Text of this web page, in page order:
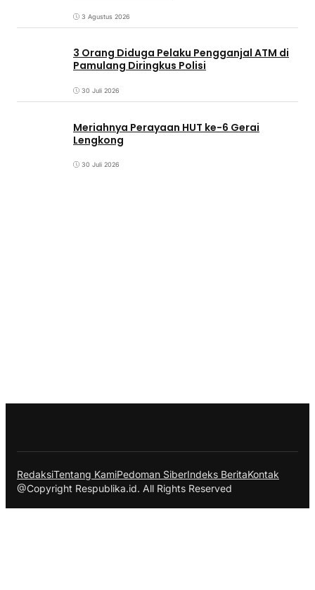
3 Agustus 2026
3 Orang Diduga Pelaku Pengganjal ATM di
Pamulang Diringkus Polisi
30 Juli 2026
Meriahnya Perayaan HUT ke-6 Gerai
Lengkong
30 Juli 2026
RedaksiTentang KamiPedoman SiberIndeks BeritaKontak
@Copyright Respublika.id. All Rights Reserved